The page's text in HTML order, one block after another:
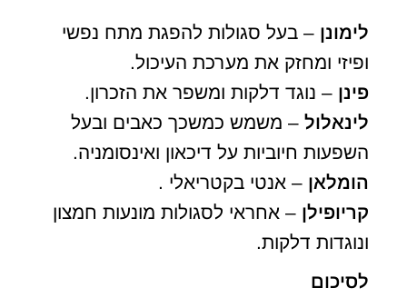
לימונן– בעל סגולות להפגת מתח נפשי
ופיזי ומחזק את מערכת העיכול.
פינן– נוגד דלקות ומשפר את הזכרון.
לינאלול– משמש כמשכך כאבים ובעל
השפעות חיוביות על דיכאון ואינסומניה.
הומלאן– אנטי בקטריאלי .
קריופילן– אחראי לסגולות מונעות חמצון
ונוגדות דלקות.
לסיכום